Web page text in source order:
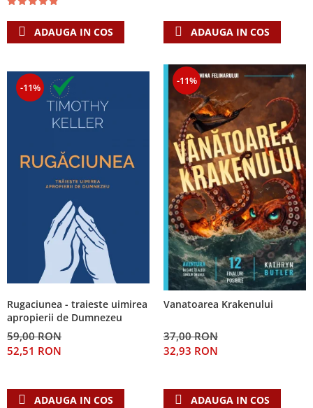
ADAUGA IN COS ADAUGA IN COS
-11%
Rugaciunea - traieste uimirea
apropierii de Dumnezeu
59,00 RON
52,51 RON
ADAUGA IN COS
-11%
Vanatoarea Krakenului
37,00 RON
32,93 RON
ADAUGA IN COS